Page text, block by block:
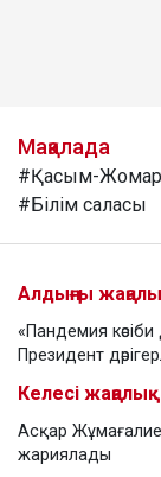
Мақалада
#Қасым-Жомарт
#Білім саласы
Алдыңғы
«Пандемия кәсіби
Президент
Келесі жаңалық
Асқар
жариялады